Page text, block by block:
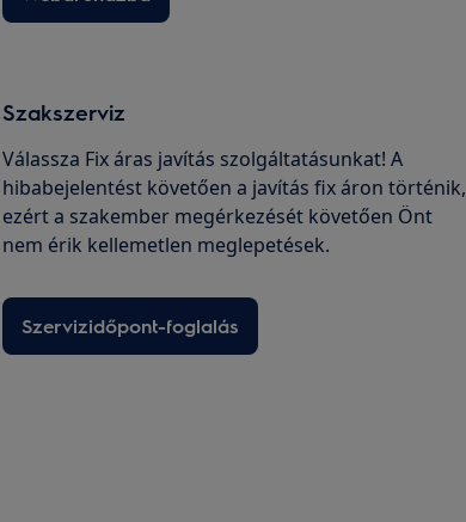
Szakszerviz
Válassza Fix áras javítás szolgáltatásunkat! A
hibabejelentést követően a javítás fix áron történik,
ezért a szakember megérkezését követően Önt
nem érik kellemetlen meglepetések.
Szervizidőpont-foglalás